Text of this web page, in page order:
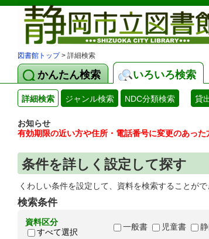
図書館トップ> 詳細検索
かんたん検索 いろいろ検索
詳細検索 ジャンル検索 NDC分類検索 貸
お知らせ
有効期限の近い方や住所・電話番号に変更のあった
条件を詳しく設定して探す
くわしい条件を設定して、資料を検索することがで
検索条件
資料区分
すべて選択
一般書 児童書